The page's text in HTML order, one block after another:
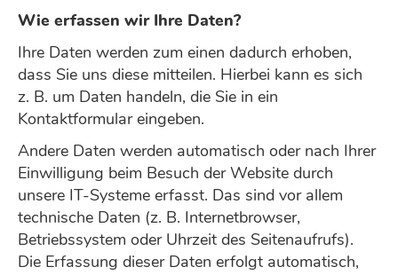
Wie erfassen wir Ihre Daten?
Ihre Daten werden zum einen dadurch erhoben,
dass Sie uns diese mitteilen. Hierbei kann es sich
z. B. um Daten handeln, die Sie in ein
Kontaktformular eingeben.
Andere Daten werden automatisch oder nach Ihrer
Einwilligung beim Besuch der Website durch
unsere IT-Systeme erfasst. Das sind vor allem
technische Daten (z. B. Internetbrowser,
Betriebssystem oder Uhrzeit des Seitenaufrufs).
Die Erfassung dieser Daten erfolgt automatisch,